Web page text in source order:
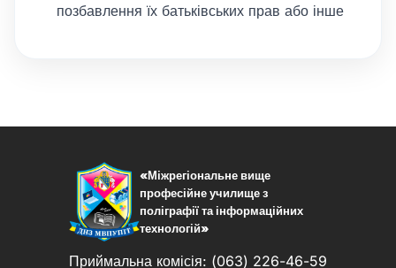
позбавлення їх батьківських прав або інше
«Міжрегіональне вище
професійне училище з
поліграфії та інформаційних
технологій»
Приймальна комісія: (063) 226-46-59